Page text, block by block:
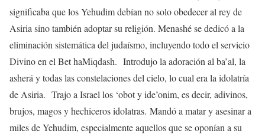
significaba que los Yehudim debían no solo obedecer al rey de
Asiria sino también adoptar su religión. Menashé se dedicó a la
eliminación sistemática del judaísmo, incluyendo todo el servicio
Divino en el Bet haMiqdash. Introdujo la adoración al ba’al, la
asherá y todas las constelaciones del cielo, lo cual era la idolatría
de Asiria. Trajo a Israel los ‘obot y ide’onim, es decir, adivinos,
brujos, magos y hechiceros idolatras. Mandó a matar y asesinar a
miles de Yehudim, especialmente aquellos que se oponían a su